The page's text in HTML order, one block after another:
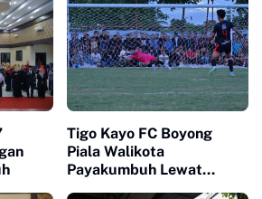
Tigo Kayo FC Boyong
Piala Walikota
Payakumbuh Lewat